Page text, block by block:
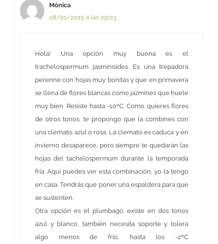
Mónica
28/01/2015 a las 09:03
Hola! Una opción muy buena es el
trachelospermum jasminoides. Es una trepadora
perenne con hojas muy bonitas y que en primavera
se llena de flores blancas como jazmines que huele
muy bien. Resiste hasta -10ºC. Como quieres flores
de otros tonos, te propongo que la combines con
una clematis azul o rosa. La clematis es caduca y en
invierno desaparece, pero siempre te quedarán las
hojas del tachelospermum durante la temporada
fría. Aqui puedes ver esta combinación, yo la tengo
en casa. Tendrás que poner una espaldera para que
se sustenten.
Otra opción es el plumbago, existe en dos tonos
azul y blanco, también necesita soporte y tolera
algo menos de frío, hasta los -2ºC